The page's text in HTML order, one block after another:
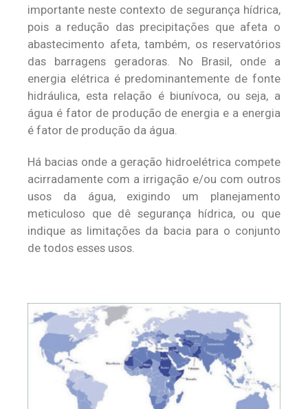
importante neste contexto de segurança hídrica,
pois a redução das precipitações que afeta o
abastecimento afeta, também, os reservatórios
das barragens geradoras. No Brasil, onde a
energia elétrica é predominantemente de fonte
hidráulica, esta relação é biunívoca, ou seja, a
água é fator de produção de energia e a energia
é fator de produção da água.
Há bacias onde a geração hidroelétrica compete
acirradamente com a irrigação e/ou com outros
usos da água, exigindo um planejamento
meticuloso que dê segurança hídrica, ou que
indique as limitações da bacia para o conjunto
de todos esses usos.